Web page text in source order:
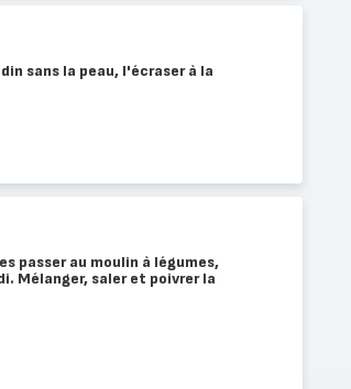
sans la peau, l'écraser à la
passer au moulin à légumes,
Mélanger, saler et poivrer la